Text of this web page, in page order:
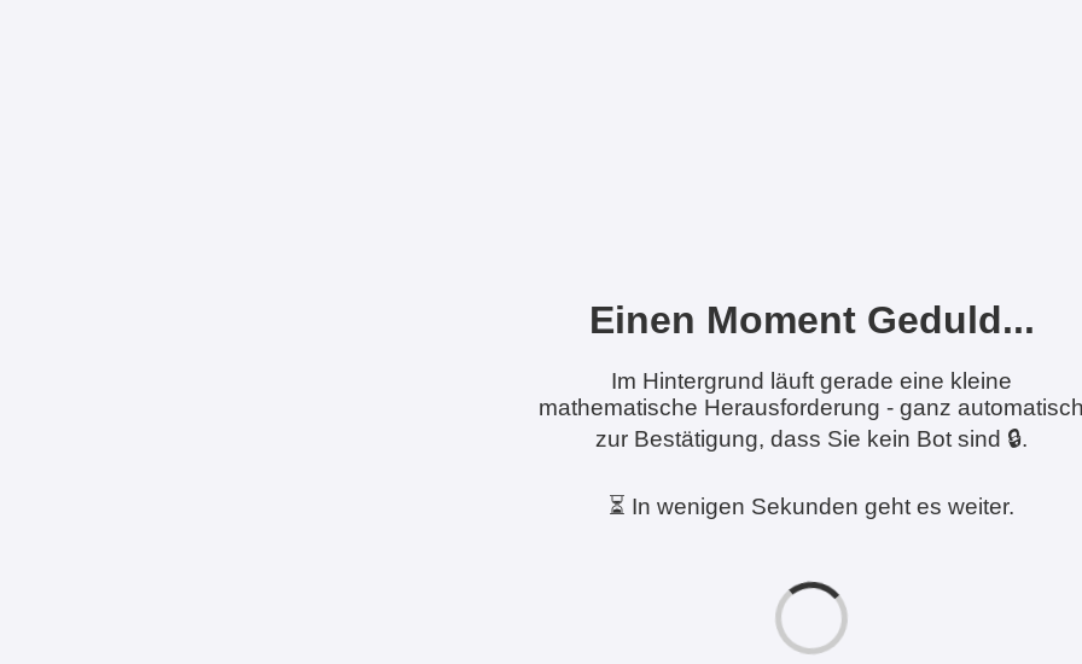
Einen Moment Geduld...
Im Hintergrund läuft gerade eine kleine
mathematische Herausforderung - ganz
zur Bestätigung, dass Sie kein Bot sind 🔒.
⏳ In wenigen Sekunden geht es weiter.